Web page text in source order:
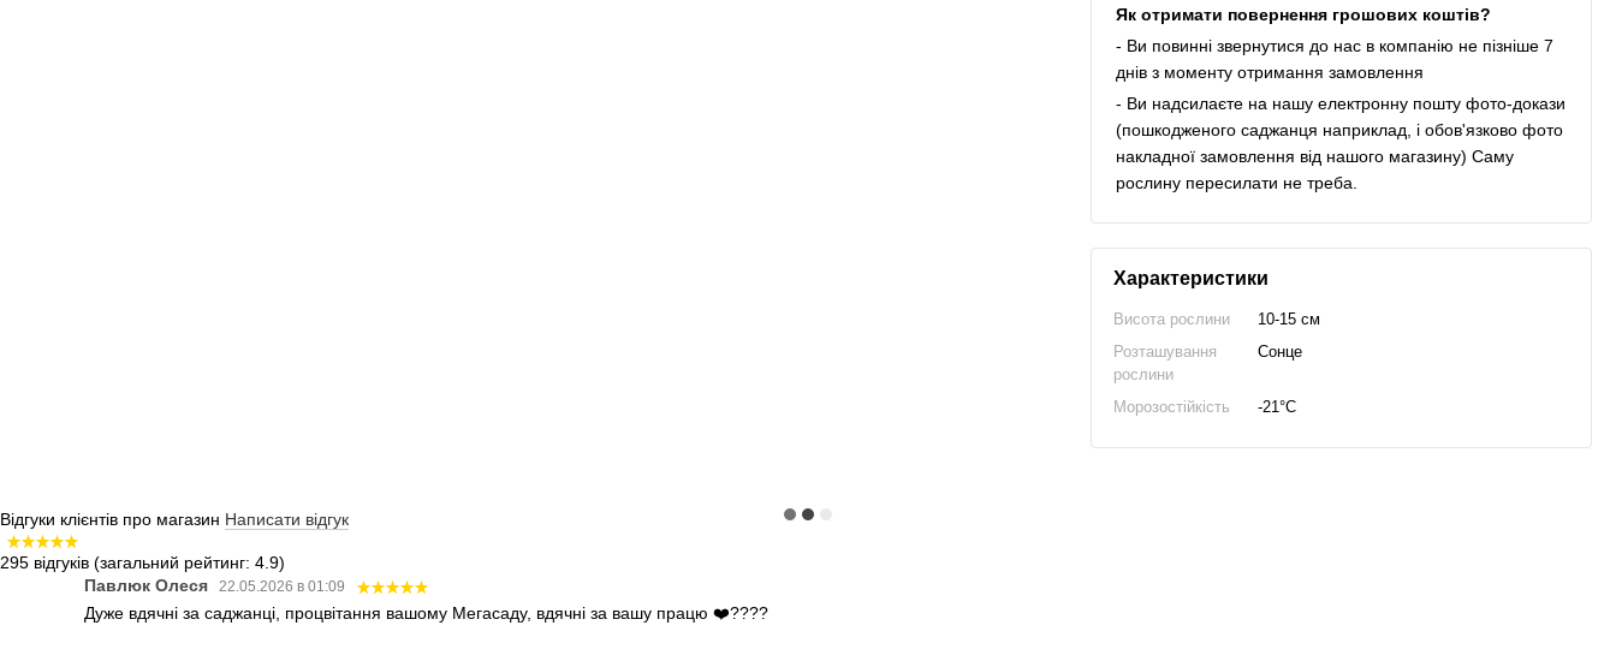
Як отримати повернення грошових коштів?
- Ви повинні звернутися до нас в компанію не пізніше 7
днів з моменту отримання замовлення
- Ви надсилаєте на нашу електронну пошту фото-докази
(пошкодженого саджанця наприклад, і обов'язково фото
накладної замовлення від нашого магазину) Саму
рослину пересилати не треба.
Характеристики
Висота рослини
10-15 см
Розташування
рослини
Сонце
Морозостійкість -21°C
Відгуки клієнтів про магазин Написати відгук
295 відгуків (загальний рейтинг: 4.9)
Павлюк Олеся
22.05.2026 в 01:09
Дуже вдячні за саджанці, процвітання вашому Мегасаду, вдячні за вашу працю ❤️????